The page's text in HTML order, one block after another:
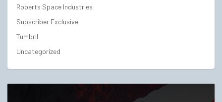
Roberts Space Industries
Subscriber Exclusive
Tumbril
Uncategorized